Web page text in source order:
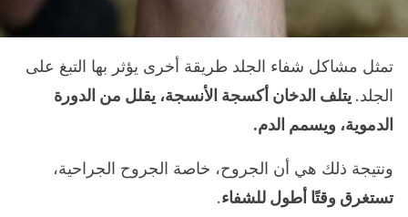
تمثل مشاكل شفاء الجلد طريقة أخرى يؤثر بها التبغ على
الجلد. يتلف الدخان أكسجة الأنسجة، يقلل من الدورة
الدموية، ويسمم الدم.
ونتيجة ذلك هي أن الجروح، خاصة الجروح الجراحية،
تستغرق وقتًا أطول للشفاء.